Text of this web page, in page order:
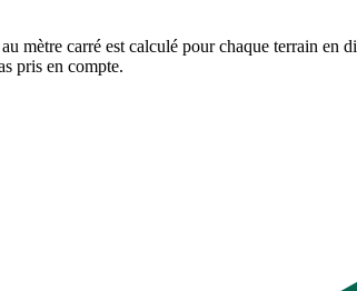
mètre carré est calculé pour chaque terrain
pris en compte.